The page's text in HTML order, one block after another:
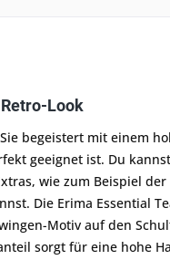
Look
begeistert mit einem
geeignet ist. Du
wie zum Beispiel
Die Erima Essential
Motiv auf den
sorgt für eine hohe